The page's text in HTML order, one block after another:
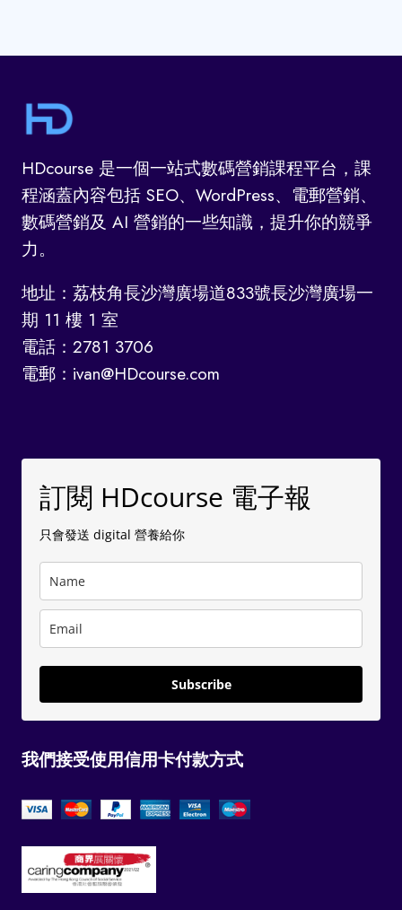
HDcourse 是一個一站式數碼營銷課程平台，課
程涵蓋內容包括 SEO、WordPress、電郵營銷、
數碼營銷及 AI 營銷的一些知識，提升你的競爭
力。
地址：荔枝角長沙灣廣場道833號長沙灣廣場一
期 11 樓 1 室
電話：2781 3706
電郵：ivan@HDcourse.com
訂閱 HDcourse 電子報
只會發送 digital 營養給你
Subscribe
我們接受使用信用卡付款方式